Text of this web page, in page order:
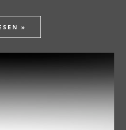
»